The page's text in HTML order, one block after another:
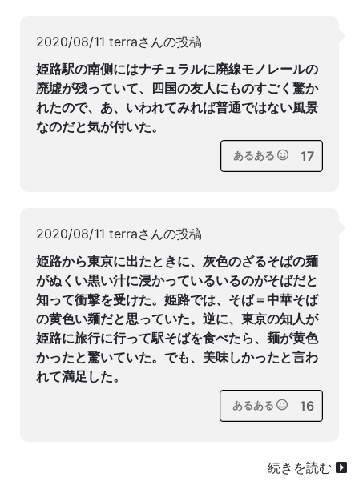
2020/08/11 terraさんの投稿
姫路駅の南側にはナチュラルに廃線モノレールの
廃墟が残っていて、四国の友人にものすごく驚か
れたので、あ、いわれてみれば普通ではない風景
なのだと気が付いた。
あるある 17
2020/08/11 terraさんの投稿
姫路から東京に出たときに、灰色のざるそばの麺
がぬくい黒い汁に浸かっているいるのがそばだと
知って衝撃を受けた。姫路では、そば＝中華そば
の黄色い麺だと思っていた。逆に、東京の知人が
姫路に旅行に行って駅そばを食べたら、麺が黄色
かったと驚いていた。でも、美味しかったと言わ
れて満足した。
あるある 16
続きを読む